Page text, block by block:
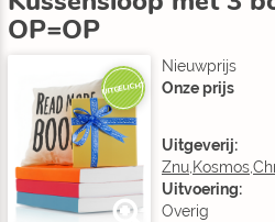
OP=OP
UITGELICHT
Nieuwprijs
Onze prijs
Uitgeverij:
Uitvoering:
Overig